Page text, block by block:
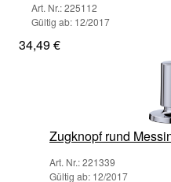
Art. Nr.: 225112
Gültig ab: 12/2017
34,49 €
Zugknopf rund
Art. Nr.: 221339
Gültig ab: 12/2017